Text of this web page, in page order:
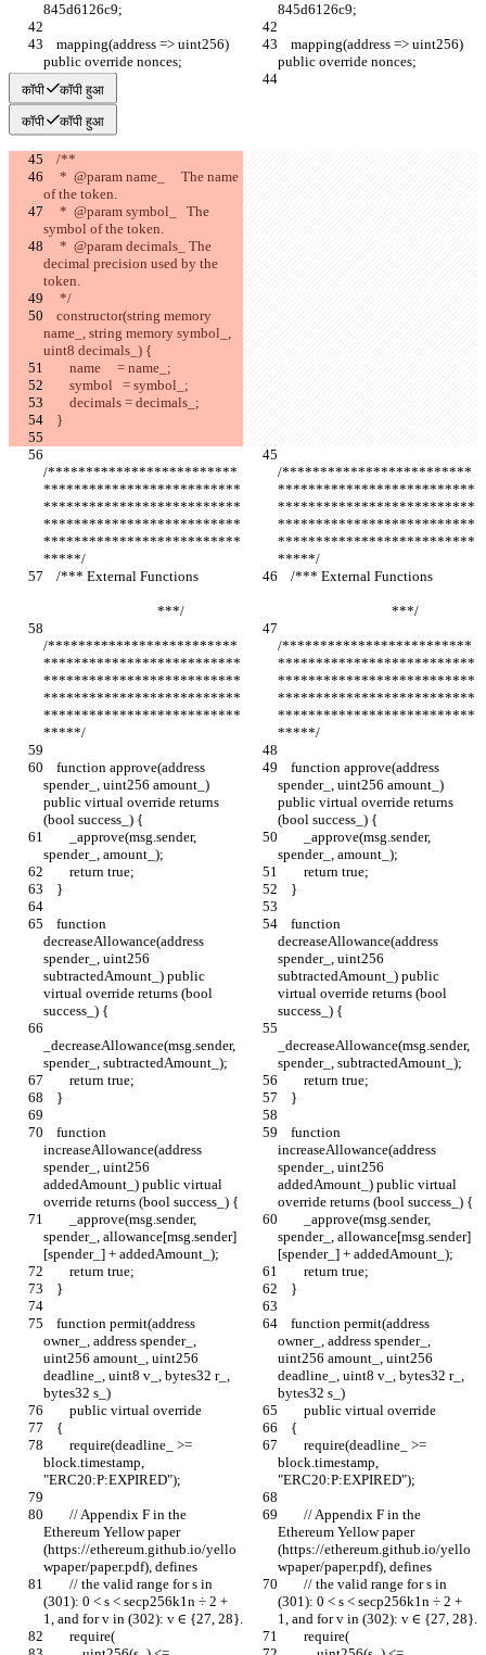
845d6126c9;
845d6126c9;
public override nonces;
public override nonces;
कॉपी कॉपी हुआ
कॉपी कॉपी हुआ
    /**
of the token.
symbol of the token.
decimal precision used by the
token.
     */
name_, string memory symbol_,
uint8 decimals_) {
        name     = name_;
        symbol   = symbol_;
        decimals = decimals_;
    }
/*************************
**************************
**************************
**************************
**************************
*****/
/*************************
**************************
**************************
**************************
**************************
*****/
                                   ***/
                                   ***/
/*************************
**************************
**************************
**************************
**************************
*****/
/*************************
**************************
**************************
**************************
**************************
*****/
spender_, uint256 amount_)
public virtual override returns
(bool success_) {
spender_, uint256 amount_)
public virtual override returns
(bool success_) {
spender_, amount_);
spender_, amount_);
        return true;
        return true;
    }
    }
decreaseAllowance(address
spender_, uint256
subtractedAmount_) public
virtual override returns (bool
success_) {
decreaseAllowance(address
spender_, uint256
subtractedAmount_) public
virtual override returns (bool
success_) {
_decreaseAllowance(msg.sender,
spender_, subtractedAmount_);
_decreaseAllowance(msg.sender,
spender_, subtractedAmount_);
        return true;
        return true;
    }
    }
increaseAllowance(address
spender_, uint256
addedAmount_) public virtual
override returns (bool success_) {
increaseAllowance(address
spender_, uint256
addedAmount_) public virtual
override returns (bool success_) {
spender_, allowance[msg.sender]
[spender_] + addedAmount_);
spender_, allowance[msg.sender]
[spender_] + addedAmount_);
        return true;
        return true;
    }
    }
owner_, address spender_,
uint256 amount_, uint256
deadline_, uint8 v_, bytes32 r_,
bytes32 s_)
owner_, address spender_,
uint256 amount_, uint256
deadline_, uint8 v_, bytes32 r_,
bytes32 s_)
        public virtual override
        public virtual override
    {
    {
block.timestamp,
"ERC20:P:EXPIRED");
block.timestamp,
"ERC20:P:EXPIRED");
Ethereum Yellow paper
(https://ethereum.github.io/yello
wpaper/paper.pdf), defines
Ethereum Yellow paper
(https://ethereum.github.io/yello
wpaper/paper.pdf), defines
(301): 0 < s < secp256k1n ÷ 2 +
1, and for v in (302): v ∈ {27, 28}.
(301): 0 < s < secp256k1n ÷ 2 +
1, and for v in (302): v ∈ {27, 28}.
        require(
        require(